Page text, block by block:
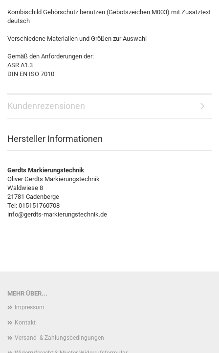
Kombischild Gehörschutz benutzen (Gebotszeichen M003) mit Zusatztext
deutsch
Verschiedene Materialien und Größen zur Auswahl
Gemäß den Anforderungen der:
ASR A1.3
DIN EN ISO 7010
Kundenrezensionen
Hersteller Informationen
Gerdts Markierungstechnik
Oliver Gerdts Markierungstechnik
Waldwiese 8
21781 Cadenberge
Tel: 015151760708
info@gerdts-markierungstechnik.de
MEHR ÜBER...
Impressum
Kontakt
Versand- & Zahlungsbedingungen